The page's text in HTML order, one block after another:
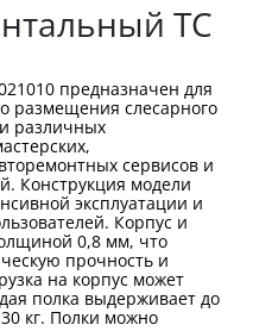
ТС
предназначен для
размещения слесарного
различных
сервисов и
Конструкция модели
эксплуатации и
Корпус и
0,8 мм, что
прочность и
на корпус может
полка выдерживает до
кг. Полки можно